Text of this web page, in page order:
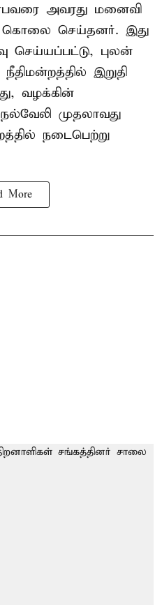
அவரது மனைவி
கொலை செய்தனர். இது
செய்யப்பட்டு, புலன்
இறுதி
வழக்கின்
முதலாவது
நடைபெற்று
More